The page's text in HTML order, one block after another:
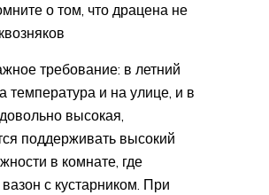
о том, что драцена не
требование: в летний
температура и на улице, и в
высокая,
поддерживать высокий
в комнате, где
с кустарником. При